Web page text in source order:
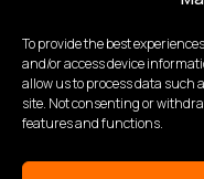
To provide the best
and/or access device
allow us to process data such
site. Not consenting or
features and functions.
K.Καραμανλή
Τηλ: